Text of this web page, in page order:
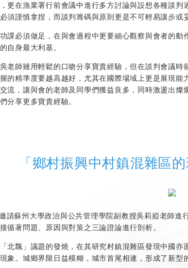
更在漁業署行前會議中進行多方討論與設想各種談
須謹慎拿捏，而談判籌碼與原則更是不可輕易讓步或
課必須做足，在與會過程中更要細心觀察與會者的
自身最大利基。
老師雖用輕鬆的口吻分享寶貴經驗，但在談判會議
握的精準度要越高越好，尤其在國際場域上更是展現
流，讓與會的老師及同學們獲益良多，同時激盪出
分享更多寶貴經驗。
「鄉村振興中村鎮混雜區
請蘇州大學政治與公共管理學院副教授吳莉婭老師
循著問題、原因與對策之三論證論進行剖析。
北飄」議題的發燒，在其研究村鎮混雜區發現中國
象。城鄉界限日益模糊，城市首尾相連，形成了新